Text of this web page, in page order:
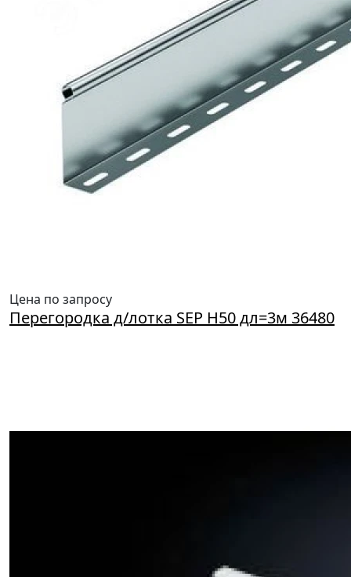
Цена по запросу
Перегородка д/лотка SEP H50 дл=3м 36480